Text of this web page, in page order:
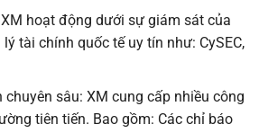
hoạt động dưới sự giám sát của
tài chính quốc tế uy tín như: CySEC,
chuyên sâu: XM cung cấp nhiều công
tiên tiến. Bao gồm: Các chỉ báo